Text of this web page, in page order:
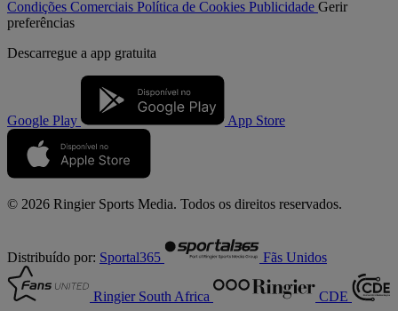
Condições Comerciais Política de Cookies Publicidade Gerir
preferências
Descarregue a app gratuita
Google Play App Store
© 2026 Ringier Sports Media. Todos os direitos reservados.
Distribuído por: Sportal365 Fãs Unidos
Ringier South Africa CDE